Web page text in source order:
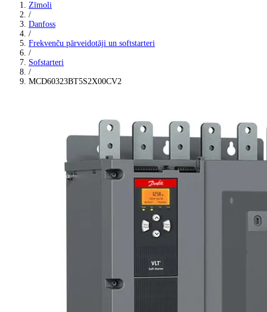
Zīmoli
/
Danfoss
/
Frekvenču pārveidotāji un softstarteri
/
Sofstarteri
/
MCD60323BT5S2X00CV2